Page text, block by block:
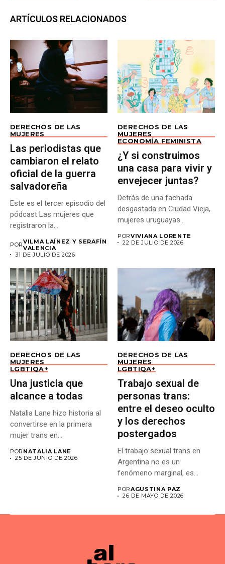
ARTÍCULOS RELACIONADOS
DERECHOS DE LAS
MUJERES
Las periodistas que
cambiaron el relato
oficial de la guerra
salvadoreña
Este es el tercer episodio del
pódcast Las mujeres que
registraron la...
PORVILMA LAÍNEZ Y SERAFÍN
VALENCIA
31 DE JULIO DE 2026
DERECHOS DE LAS
MUJERES
ECONOMÍA FEMINISTA
¿Y si construimos
una casa para vivir y
envejecer juntas?
Detrás de una fachada
desgastada en Ciudad Vieja,
mujeres uruguayas
PORVIVIANA LORENTE
22 DE JULIO DE 2026
DERECHOS DE LAS
MUJERES
LGBTIQA+
Una justicia que
alcance a todas
Natalia Lane hizo historia al
convertirse en la primera
mujer trans en...
POR NATALIA LANE
25 DE JUNIO DE 2026
DERECHOS DE LAS
MUJERES
LGBTIQA+
Trabajo sexual de
personas trans:
entre el deseo oculto
y los derechos
postergados
El trabajo sexual trans en
Argentina no es un
fenómeno marginal, es...
PORAGUSTINA PAZ
26 DE MAYO DE 2026